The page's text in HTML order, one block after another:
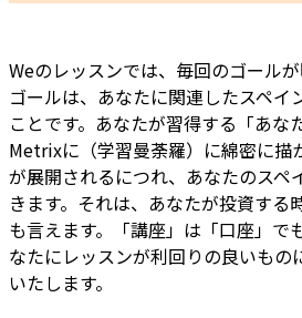
Weのレッスンでは、毎回のゴールが
ゴールは、あなたに関連したスペイ
ことです。あなたが習得する「あな
Metrixに（学習曼荼羅）に綿密に描
が展開されるにつれ、あなたのスペ
きます。それは、あなたが投資する
も言えます。「講座」は「口座」で
なたにレッスンが利回りの良いもの
いたします。